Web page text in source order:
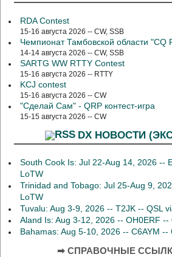
RDA Contest
15-16 августа 2026 -- CW, SSB
Чемпионат Тамбовской области "CQ
14-14 августа 2026 -- CW, SSB
SARTG WW RTTY Contest
15-16 августа 2026 -- RTTY
KCJ contest
15-16 августа 2026 -- CW
"Сделай Сам" - QRP контест-игра
15-15 августа 2026 -- CW
DX НОВОСТИ
South Cook Is: Jul 22-Aug 14, 2026 --
LoTW
Trinidad and Tobago: Jul 25-Aug 9,
LoTW
Tuvalu: Aug 3-9, 2026 -- T2JK -- QSL
Aland Is: Aug 3-12, 2026 -- OH0ERF --
Bahamas: Aug 5-10, 2026 -- C6AYM --
➡ СПРАВОЧНЫЕ